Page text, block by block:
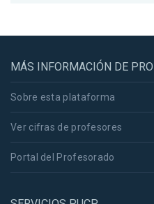
MÁS INFORMACIÓN DE
Sobre esta plataforma
Ver cifras de profesores
Portal del Profesorado